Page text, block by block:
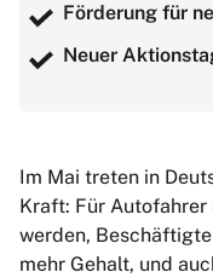
Förderung für
Neuer
Im Mai treten in
Kraft: Für
werden,
mehr Gehalt, und